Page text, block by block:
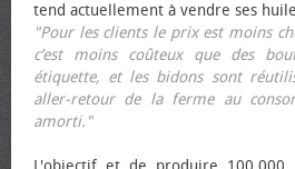
tend actuellement à vendre ses
"Pour les clients le prix est moins
c’est moins coûteux que des
étiquette, et les bidons sont
aller-retour de la ferme au
amorti."